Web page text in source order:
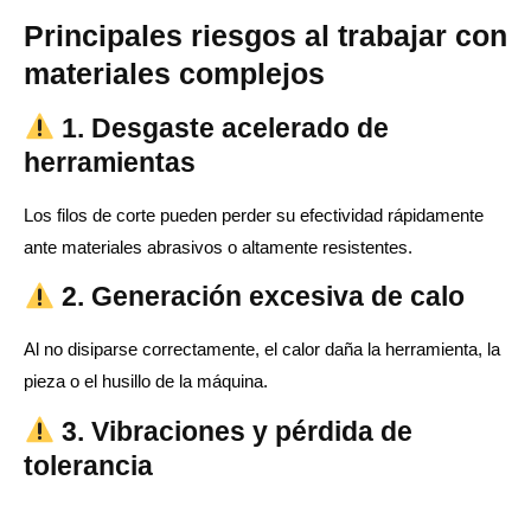
Principales riesgos al trabajar con
materiales complejos
1. Desgaste acelerado de
herramientas
Los filos de corte pueden perder su efectividad rápidamente
ante materiales abrasivos o altamente resistentes.
2. Generación excesiva de calo
Al no disiparse correctamente, el calor daña la herramienta, la
pieza o el husillo de la máquina.
3. Vibraciones y pérdida de
tolerancia